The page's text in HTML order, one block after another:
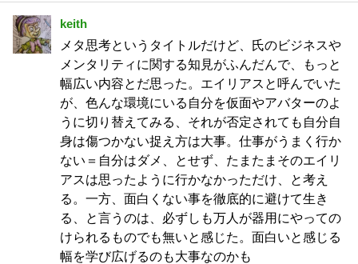
keith
メタ思考というタイトルだけど、氏のビジネスや
メンタリティに関する知見がふんだんで、もっと
幅広い内容とだ思った。エイリアスと呼んでいた
が、色んな環境にいる自分を仮面やアバターのよ
うに切り替えてみる、それが否定されても自分自
身は傷つかない捉え方は大事。仕事がうまく行か
ない＝自分はダメ、とせず、たまたまそのエイリ
アスは思ったように行かなかっただけ、と考え
る。一方、面白くない事を徹底的に避けて生き
る、と言うのは、必ずしも万人が器用にやっての
けられるものでも無いと感じた。面白いと感じる
幅を学び広げるのも大事なのかも